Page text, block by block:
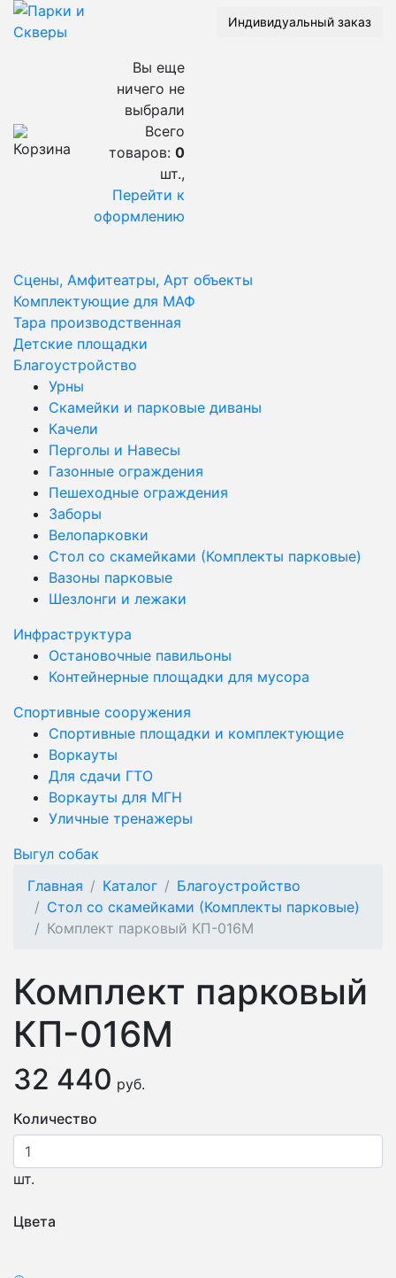
Индивидуальный заказ
Вы еще
ничего не
выбрали
Всего
товаров: 0
шт.,
Перейти к
оформлению
Сцены, Амфитеатры, Арт объекты
Комплектующие для МАФ
Тара производственная
Детские площадки
Благоустройство
Урны
Скамейки и парковые диваны
Качели
Перголы и Навесы
Газонные ограждения
Пешеходные ограждения
Заборы
Велопарковки
Стол со скамейками (Комплекты парковые)
Вазоны парковые
Шезлонги и лежаки
Инфраструктура
Остановочные павильоны
Контейнерные площадки для мусора
Спортивные сооружения
Спортивные площадки и комплектующие
Воркауты
Для сдачи ГТО
Воркауты для МГН
Уличные тренажеры
Выгул собак
Главная
Каталог
Благоустройство
Стол со скамейками (Комплекты парковые)
Комплект парковый КП-016М
Комплект парковый
КП-016М
32 440 руб.
Количество
шт.
Цвета